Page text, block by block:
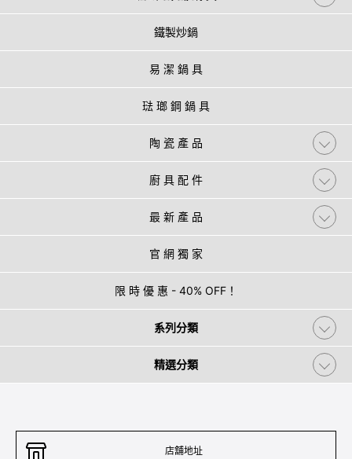
鐵製炒鍋
易 潔 鍋 具
琺 瑯 鋼 鍋 具
陶 瓷 產 品
廚 具 配 件
最 新 產 品
官 網 獨 家
限 時 優 惠 - 40% OFF！
系列分類
精選分類
店舖地址